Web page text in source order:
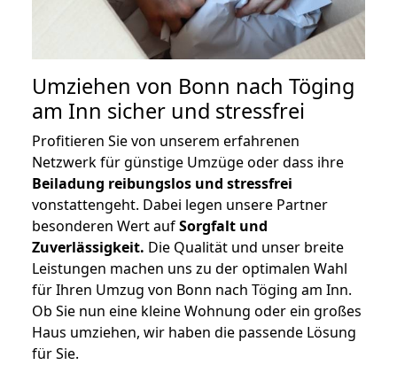
Umziehen von Bonn nach Töging
am Inn sicher und stressfrei
Profitieren Sie von unserem erfahrenen
Netzwerk für günstige Umzüge oder dass ihre
Beiladung reibungslos und stressfrei
vonstattengeht. Dabei legen unsere Partner
besonderen Wert aufSorgfalt und
Zuverlässigkeit. Die Qualität und unser breite
Leistungen machen uns zu der optimalen Wahl
für Ihren Umzug von Bonn nach Töging am Inn.
Ob Sie nun eine kleine Wohnung oder ein großes
Haus umziehen, wir haben die passende Lösung
für Sie.